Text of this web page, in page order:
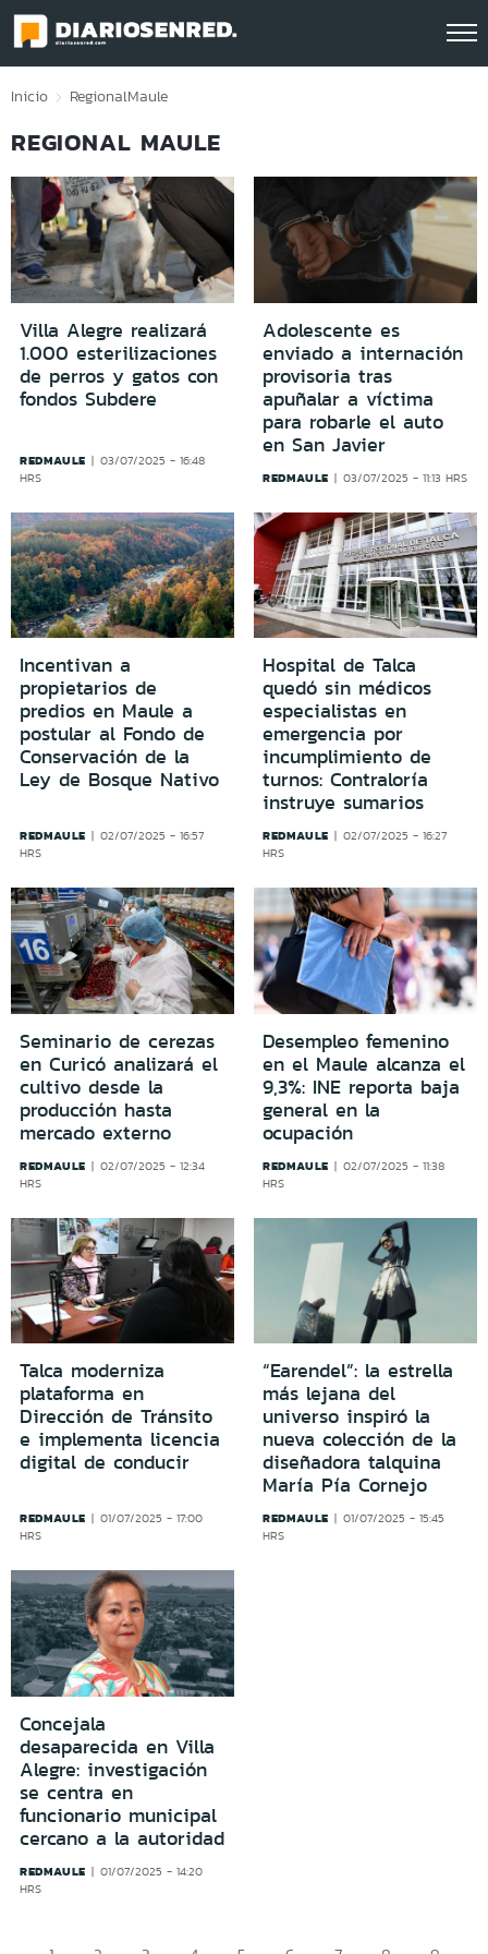
Click acá para ir directamente al contenido
Inicio RegionalMaule
REGIONAL MAULE
Villa Alegre realizará
1.000 esterilizaciones
de perros y gatos con
fondos Subdere
REDMAULE
03/07/2025 - 16:48
HRS
Adolescente es
enviado a internación
provisoria tras
apuñalar a víctima
para robarle el auto
en San Javier
REDMAULE 03/07/2025 - 11:13 HRS
Incentivan a
propietarios de
predios en Maule a
postular al Fondo de
Conservación de la
Ley de Bosque Nativo
REDMAULE
02/07/2025 - 16:57
HRS
Hospital de Talca
quedó sin médicos
especialistas en
emergencia por
incumplimiento de
turnos: Contraloría
instruye sumarios
REDMAULE
02/07/2025 - 16:27
HRS
Seminario de cerezas
en Curicó analizará el
cultivo desde la
producción hasta
mercado externo
REDMAULE
02/07/2025 - 12:34
HRS
Desempleo femenino
en el Maule alcanza el
9,3%: INE reporta baja
general en la
ocupación
REDMAULE
02/07/2025 - 11:38
HRS
Talca moderniza
plataforma en
Dirección de Tránsito
e implementa licencia
digital de conducir
REDMAULE
01/07/2025 - 17:00
HRS
“Earendel”: la estrella
más lejana del
universo inspiró la
nueva colección de la
diseñadora talquina
María Pía Cornejo
REDMAULE
01/07/2025 - 15:45
HRS
Concejala
desaparecida en Villa
Alegre: investigación
se centra en
funcionario municipal
cercano a la autoridad
REDMAULE
01/07/2025 - 14:20
HRS